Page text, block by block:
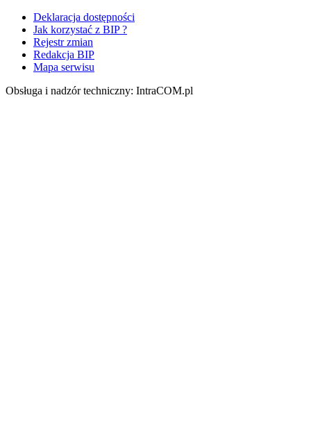
Deklaracja dostępności
Jak korzystać z BIP ?
Rejestr zmian
Redakcja BIP
Mapa serwisu
Obsługa i nadzór techniczny: IntraCOM.pl